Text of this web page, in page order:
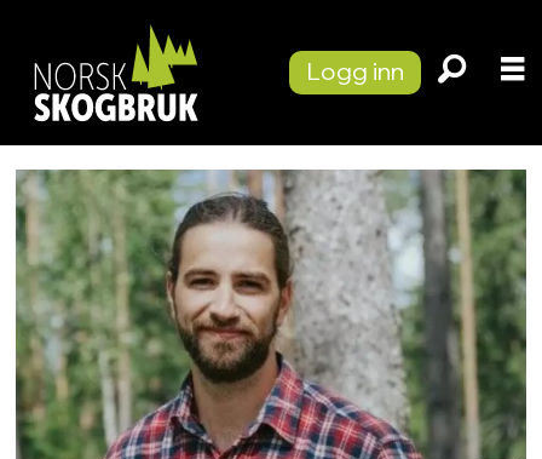
Logg inn
Tag:
skogeier